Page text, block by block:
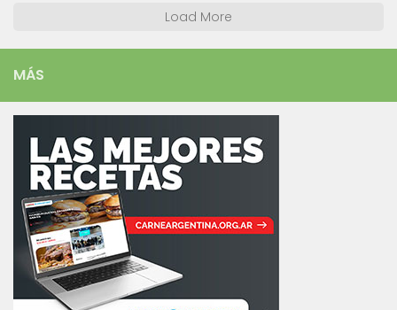
Load More
MÁS